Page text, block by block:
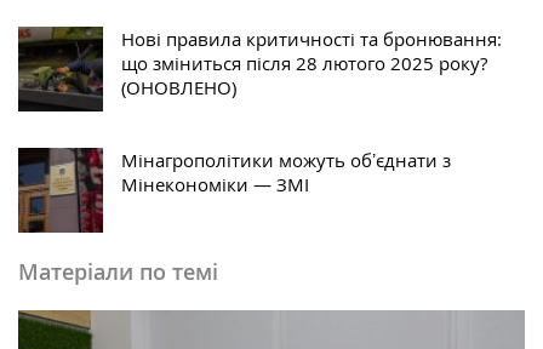
Нові правила критичності та бронювання:
що зміниться після 28 лютого 2025 року?
(ОНОВЛЕНО)
Мінагрополітики можуть обʼєднати з
Мінекономіки — ЗМІ
Матеріали по темі